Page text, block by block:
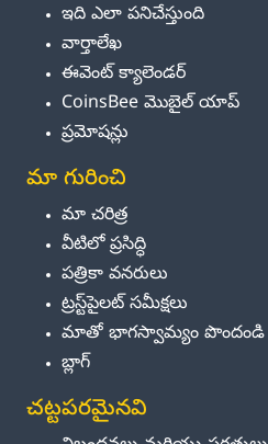
ఇది ఎలా పనిచేస్తుంది
వార్తాలేఖ
ఈవెంట్ క్యాలెండర్
CoinsBee మొబైల్ యాప్
ప్రమోషన్లు
మా గురించి
మా చరిత్ర
వీటిలో ప్రసిద్ధి
పత్రికా వనరులు
ట్రస్ట్‌పైలట్ సమీక్షలు
మాతో భాగస్వామ్యం పొందండి
బ్లాగ్
చట్టపరమైనవి